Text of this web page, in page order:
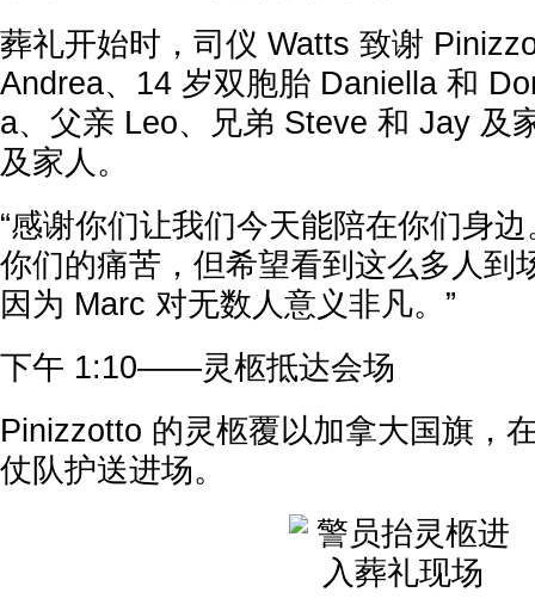
葬礼开始时，司仪 Watts 致谢
Andrea、14 岁双胞胎 Daniella 和
a、父亲 Leo、兄弟 Steve 和 Jay 及
及家人。
“感谢你们让我们今天能陪在你们身
你们的痛苦，但希望看到这么多人到
因为 Marc 对无数人意义非凡。”
下午 1:10——灵柩抵达会场
Pinizzotto 的灵柩覆以加拿大国旗，
仗队护送进场。